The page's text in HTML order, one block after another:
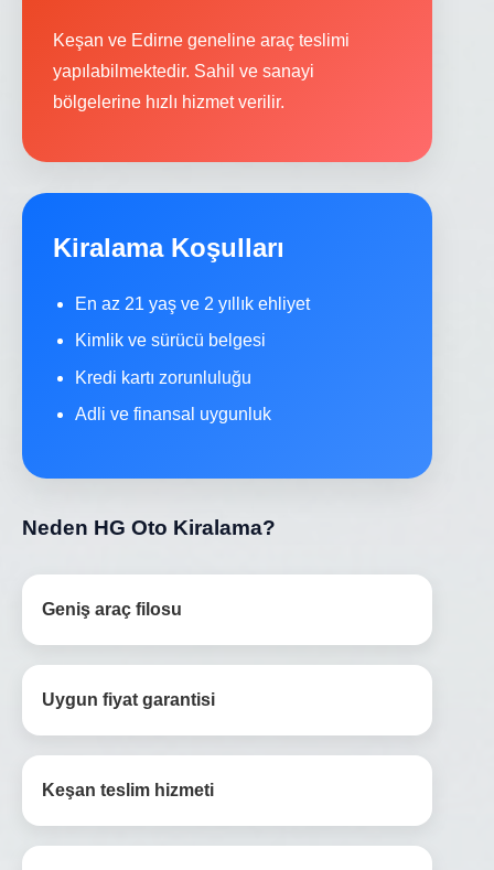
Keşan ve Edirne geneline araç teslimi
yapılabilmektedir. Sahil ve sanayi
bölgelerine hızlı hizmet verilir.
Kiralama Koşulları
En az 21 yaş ve 2 yıllık ehliyet
Kimlik ve sürücü belgesi
Kredi kartı zorunluluğu
Adli ve finansal uygunluk
Neden HG Oto Kiralama?
Geniş araç filosu
Uygun fiyat garantisi
Keşan teslim hizmeti